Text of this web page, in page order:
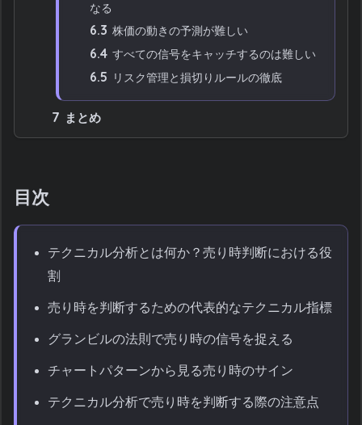
なる
6.3 株価の動きの予測が難しい
6.4 すべての信号をキャッチするのは難しい
6.5 リスク管理と損切りルールの徹底
7 まとめ
目次
テクニカル分析とは何か？売り時判断における役
割
売り時を判断するための代表的なテクニカル指標
グランビルの法則で売り時の信号を捉える
チャートパターンから見る売り時のサイン
テクニカル分析で売り時を判断する際の注意点